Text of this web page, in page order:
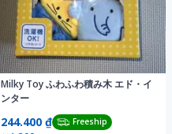
Milky Toy ふわふわ積み木 エド・イ
ンター
244.400 ₫ Freeship